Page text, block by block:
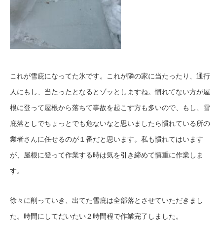
これが雪庇になってた氷です。これが隣の家に当たったり、通行
人にもし、当たったとなるとゾッとしますね。慣れてない方が屋
根に登って屋根から落ちて事故を起こす方も多いので、もし、雪
庇落としでちょっとでも危ないなと思いましたら慣れている所の
業者さんに任せるのが１番だと思います。私も慣れてはいます
が、屋根に登って作業する時は気を引き締めて慎重に作業しま
す。
徐々に削っていき、出てた雪庇は全部落とさせていただきまし
た。時間にしてだいたい２時間程で作業完了しました。